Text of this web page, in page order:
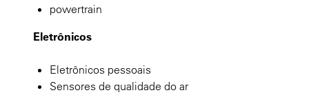
powertrain
Eletrônicos
Eletrônicos pessoais
Sensores de qualidade do ar